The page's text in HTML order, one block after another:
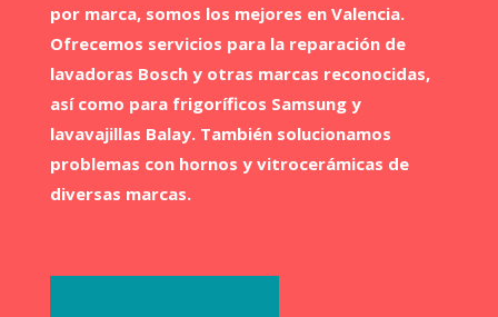
por marca, somos los mejores en Valencia.
Ofrecemos servicios para la reparación de
lavadoras Bosch y otras marcas reconocidas,
así como para frigoríficos Samsung y
lavavajillas Balay. También solucionamos
problemas con hornos y vitrocerámicas de
diversas marcas.